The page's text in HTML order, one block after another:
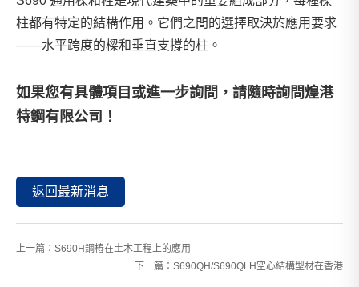
柱都有特定的結構作用。它們之間的選擇取決於應用要求
——水平跨度的樑和垂直支撐的柱。
如果您有具體項目或進一步詢問，請隨時詢問煌港
特鋼有限公司 ！
返回最新消息
上一篇： S690H鋼樁在土木工程上的應用
下一篇： S690QH/S690QLH空心結構型材在香港